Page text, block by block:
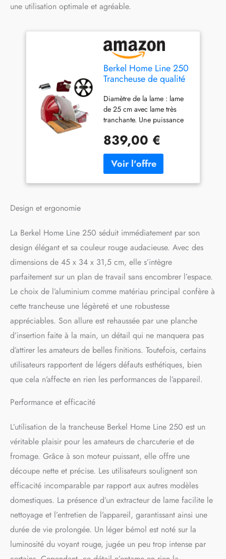
une utilisation optimale et agréable.
Berkel Home Line 250
Trancheuse de qualité
planche d'insertion
faite à la main +
extracteur de lame +
embout abrasif +
pince à découper
Diamètre de la lame : lame
de 25 cm avec lame très
tranchante. Une puissance
à la lame de coupe plus
grande, ce qui permet de
couper facilement les
charcuteries les plus
difficiles. APPLICATION :
machine pour un usage
privé pour tous les produits
de charcuterie courants
pour une utilisation
médiocre. Recommandation
: extracteur de couteau,
embout de ponçage et pince
à trancher, car il est
important pour le
fonctionnement de la
machine. Si vous avez des
questions, nous serons
heureux de vous conseiller
personnellement. Utilisation
polyvalente : idéale comme
La machine est livrée avec
une planche en bois de
imbattable : la machine avec
planche d'insertion et
planche de service coûte en
UVP 979. Si vous avez des
questions sur les différentes
machines Berkel, n'hésitez
pas à nous contacter.
839,00 €
Design et ergonomie
La Berkel Home Line 250 séduit immédiatement par son
design élégant et sa couleur rouge audacieuse. Avec des
dimensions de 45 x 34 x 31,5 cm, elle s’intègre
parfaitement sur un plan de travail sans encombrer l’espace.
Le choix de l’aluminium comme matériau principal confère à
cette trancheuse une légèreté et une robustesse
appréciables. Son allure est rehaussée par une planche
d’insertion faite à la main, un détail qui ne manquera pas
d’attirer les amateurs de belles finitions. Toutefois, certains
utilisateurs rapportent de légers défauts esthétiques, bien
que cela n’affecte en rien les performances de l’appareil.
Performance et efficacité
L’utilisation de la trancheuse Berkel Home Line 250 est un
véritable plaisir pour les amateurs de charcuterie et de
fromage. Grâce à son moteur puissant, elle offre une
découpe nette et précise. Les utilisateurs soulignent son
efficacité incomparable par rapport aux autres modèles
domestiques. La présence d’un extracteur de lame facilite le
nettoyage et l’entretien de l’appareil, garantissant ainsi une
durée de vie prolongée. Un léger bémol est noté sur la
luminosité du voyant rouge, jugée un peu trop intense par